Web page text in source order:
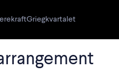
Griegkvartalet